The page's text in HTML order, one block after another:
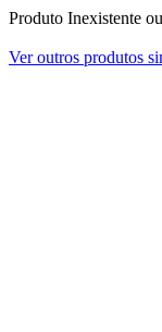
Produto Inexistente
Ver outros produtos